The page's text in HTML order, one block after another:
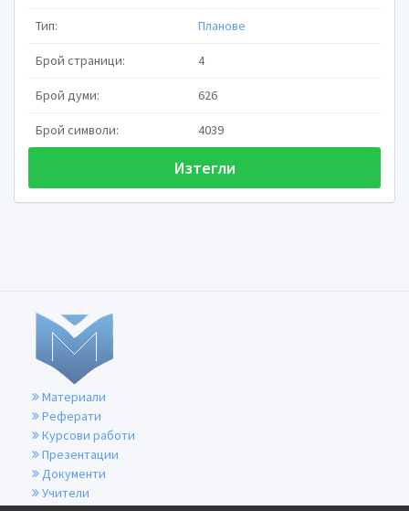
Тип: Планове
Брой страници: 4
Брой думи: 626
Брой символи: 4039
Изтегли
Материали
Реферати
Курсови работи
Презентации
Документи
Учители